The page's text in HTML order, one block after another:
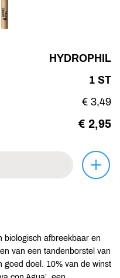
HYDROPHIL
1 ST
€ 3,49
€ 2,95
biologisch afbreekbaar en
van een tandenborstel van
goed doel. 10% van de winst